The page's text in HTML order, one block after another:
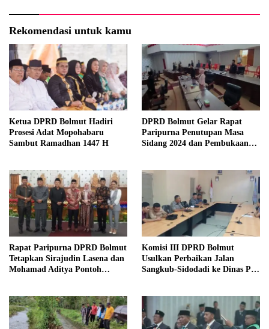
Rekomendasi untuk kamu
Ketua DPRD Bolmut Hadiri
Prosesi Adat Mopohabaru
Sambut Ramadhan 1447 H
DPRD Bolmut Gelar Rapat
Paripurna Penutupan Masa
Sidang 2024 dan Pembukaan
Rapat Paripurna DPRD Bolmut
Tetapkan Sirajudin Lasena dan
Mohamad Aditya Pontoh
Komisi III DPRD Bolmut
Usulkan Perbaikan Jalan
Sangkub-Sidodadi ke Dinas PU